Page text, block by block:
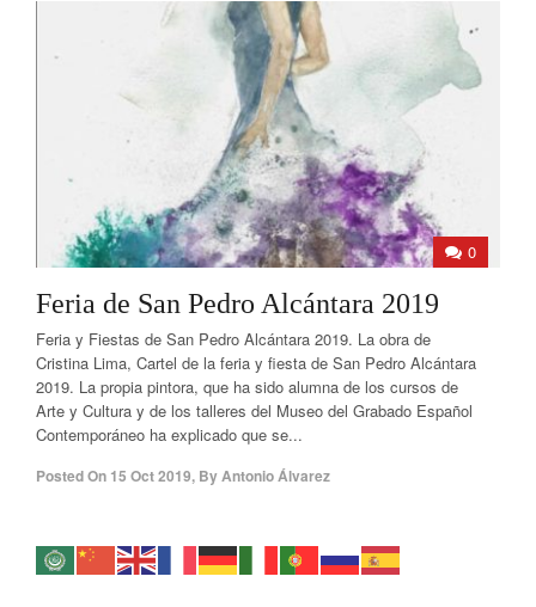
0
Feria de San Pedro Alcántara 2019
Feria y Fiestas de San Pedro Alcántara 2019. La obra de
Cristina Lima, Cartel de la feria y fiesta de San Pedro Alcántara
2019. La propia pintora, que ha sido alumna de los cursos de
Arte y Cultura y de los talleres del Museo del Grabado Español
Contemporáneo ha explicado que se...
Posted On 15 Oct 2019, ByAntonio Álvarez